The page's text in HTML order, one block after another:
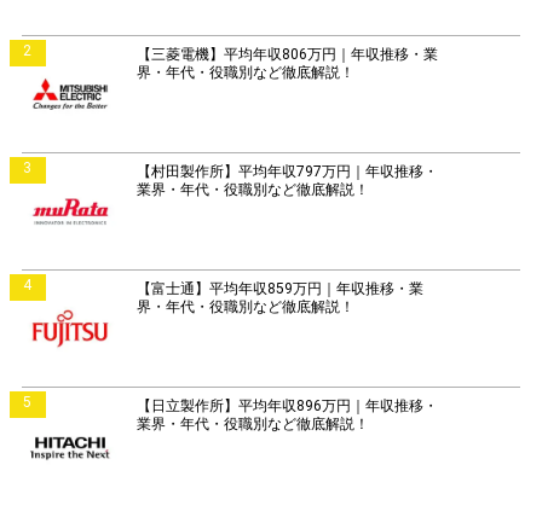
2
【三菱電機】平均年収806万円｜年収推移・業
界・年代・役職別など徹底解説！
3
【村田製作所】平均年収797万円｜年収推移・
業界・年代・役職別など徹底解説！
4
【富士通】平均年収859万円｜年収推移・業
界・年代・役職別など徹底解説！
5
【日立製作所】平均年収896万円｜年収推移・
業界・年代・役職別など徹底解説！